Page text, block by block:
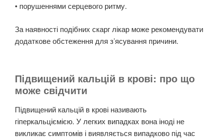
• порушеннями серцевого ритму.
За наявності подібних скарг лікар може рекомендувати
додаткове обстеження для з’ясування причини.
Підвищений кальцій в крові: про що
може свідчити
Підвищений кальцій в крові називають
гіперкальціємією. У легких випадках вона іноді не
викликає симптомів і виявляється випадково під час